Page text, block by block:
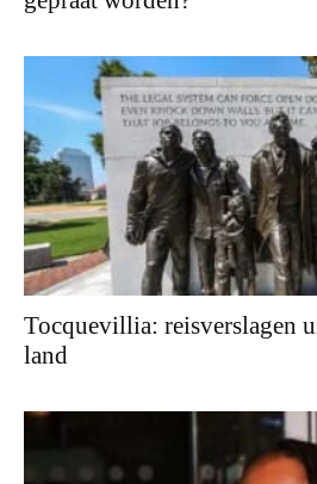
Tocquevillia: reisverslagen
land